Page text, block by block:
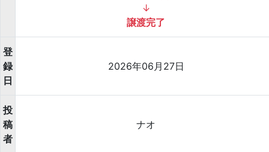
↓
譲渡完了
登
録
日
2026年06月27日
投
稿
者
ナオ